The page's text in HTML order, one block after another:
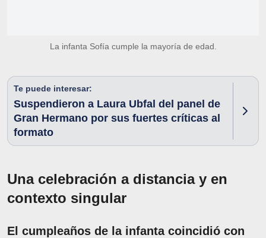
La infanta Sofía cumple la mayoría de edad.
Te puede interesar:
Suspendieron a Laura Ubfal del panel de
Gran Hermano por sus fuertes críticas al
formato
Una celebración a distancia y en
contexto singular
El cumpleaños de la infanta coincidió con